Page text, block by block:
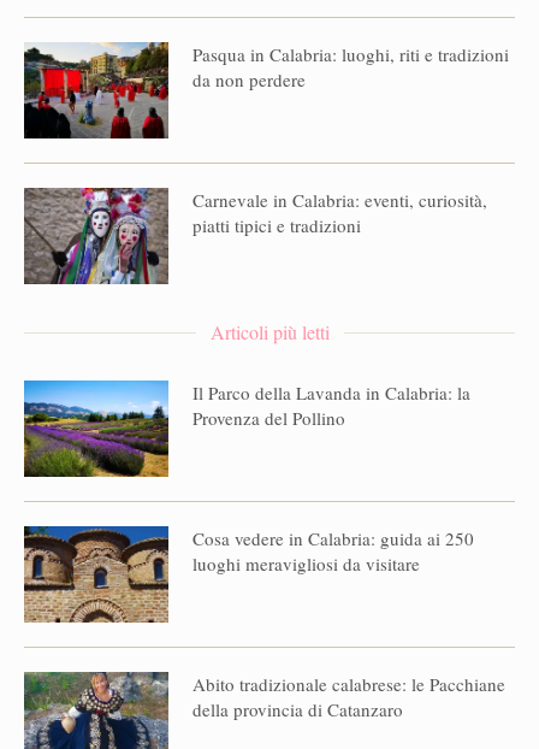
Pasqua in Calabria: luoghi, riti e tradizioni
da non perdere
Carnevale in Calabria: eventi, curiosità,
piatti tipici e tradizioni
Articoli più letti
Il Parco della Lavanda in Calabria: la
Provenza del Pollino
Cosa vedere in Calabria: guida ai 250
luoghi meravigliosi da visitare
Abito tradizionale calabrese: le Pacchiane
della provincia di Catanzaro